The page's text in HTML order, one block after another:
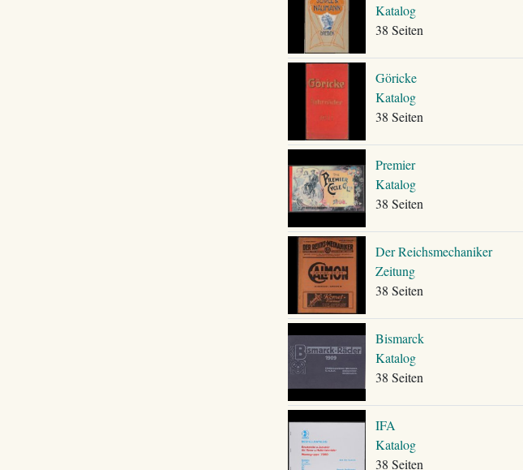
Katalog
38 Seiten
Göricke
Katalog
38 Seiten
Premier
Katalog
38 Seiten
Der Reichsmechaniker
Zeitung
38 Seiten
Bismarck
Katalog
38 Seiten
IFA
Katalog
38 Seiten